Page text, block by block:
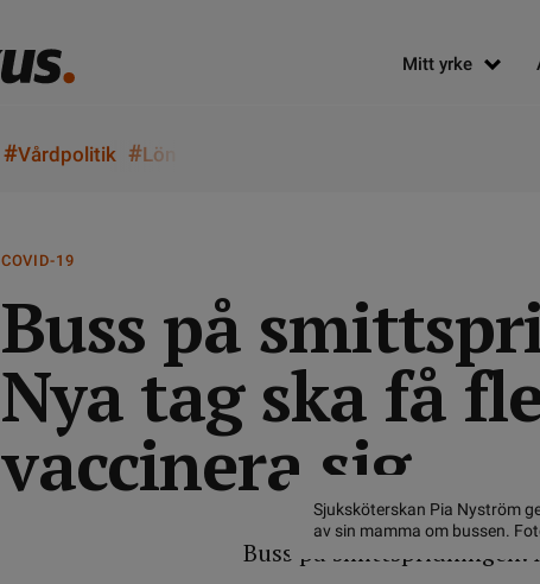
Mitt yrke
#Vårdpolitik #Lön
COVID-19
Buss på
Nya tag ska få
vaccinera sigSjuksköterskan Pia Nyström
av sin mamma om bussen.